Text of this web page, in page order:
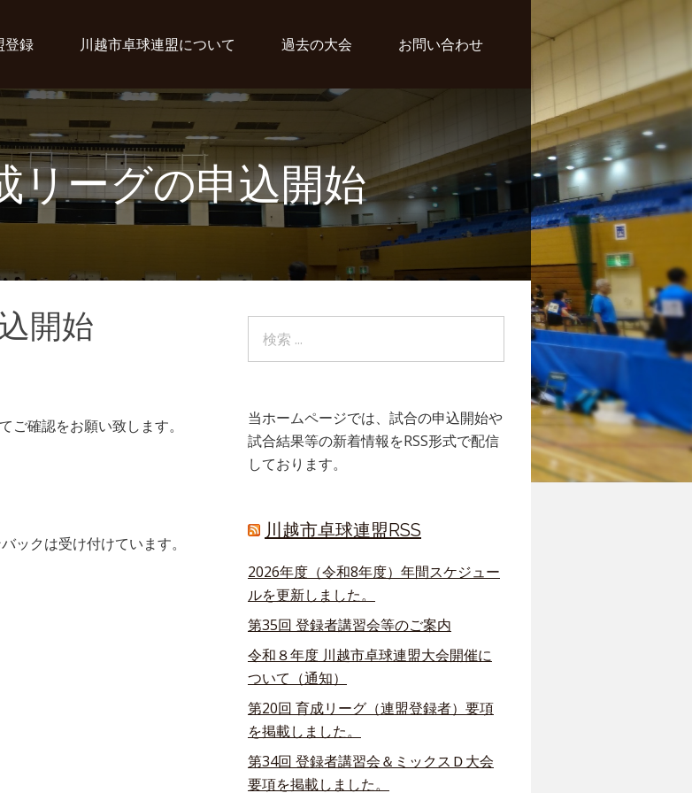
登録 川越市卓球連盟について 過去の大会 お問い合わせ
リーグの申込開始
開始
ご確認をお願い致します。
ックは受け付けています。
当ホームページでは、試合の申込開始や
試合結果等の新着情報をRSS形式で配信
しております。
川越市卓球連盟RSS
2026年度（令和8年度）年間スケジュー
ルを更新しました。
第35回 登録者講習会等のご案内
令和８年度 川越市卓球連盟大会開催に
ついて（通知）
第20回 育成リーグ（連盟登録者）要項
を掲載しました。
第34回 登録者講習会＆ミックスＤ大会
要項を掲載しました。